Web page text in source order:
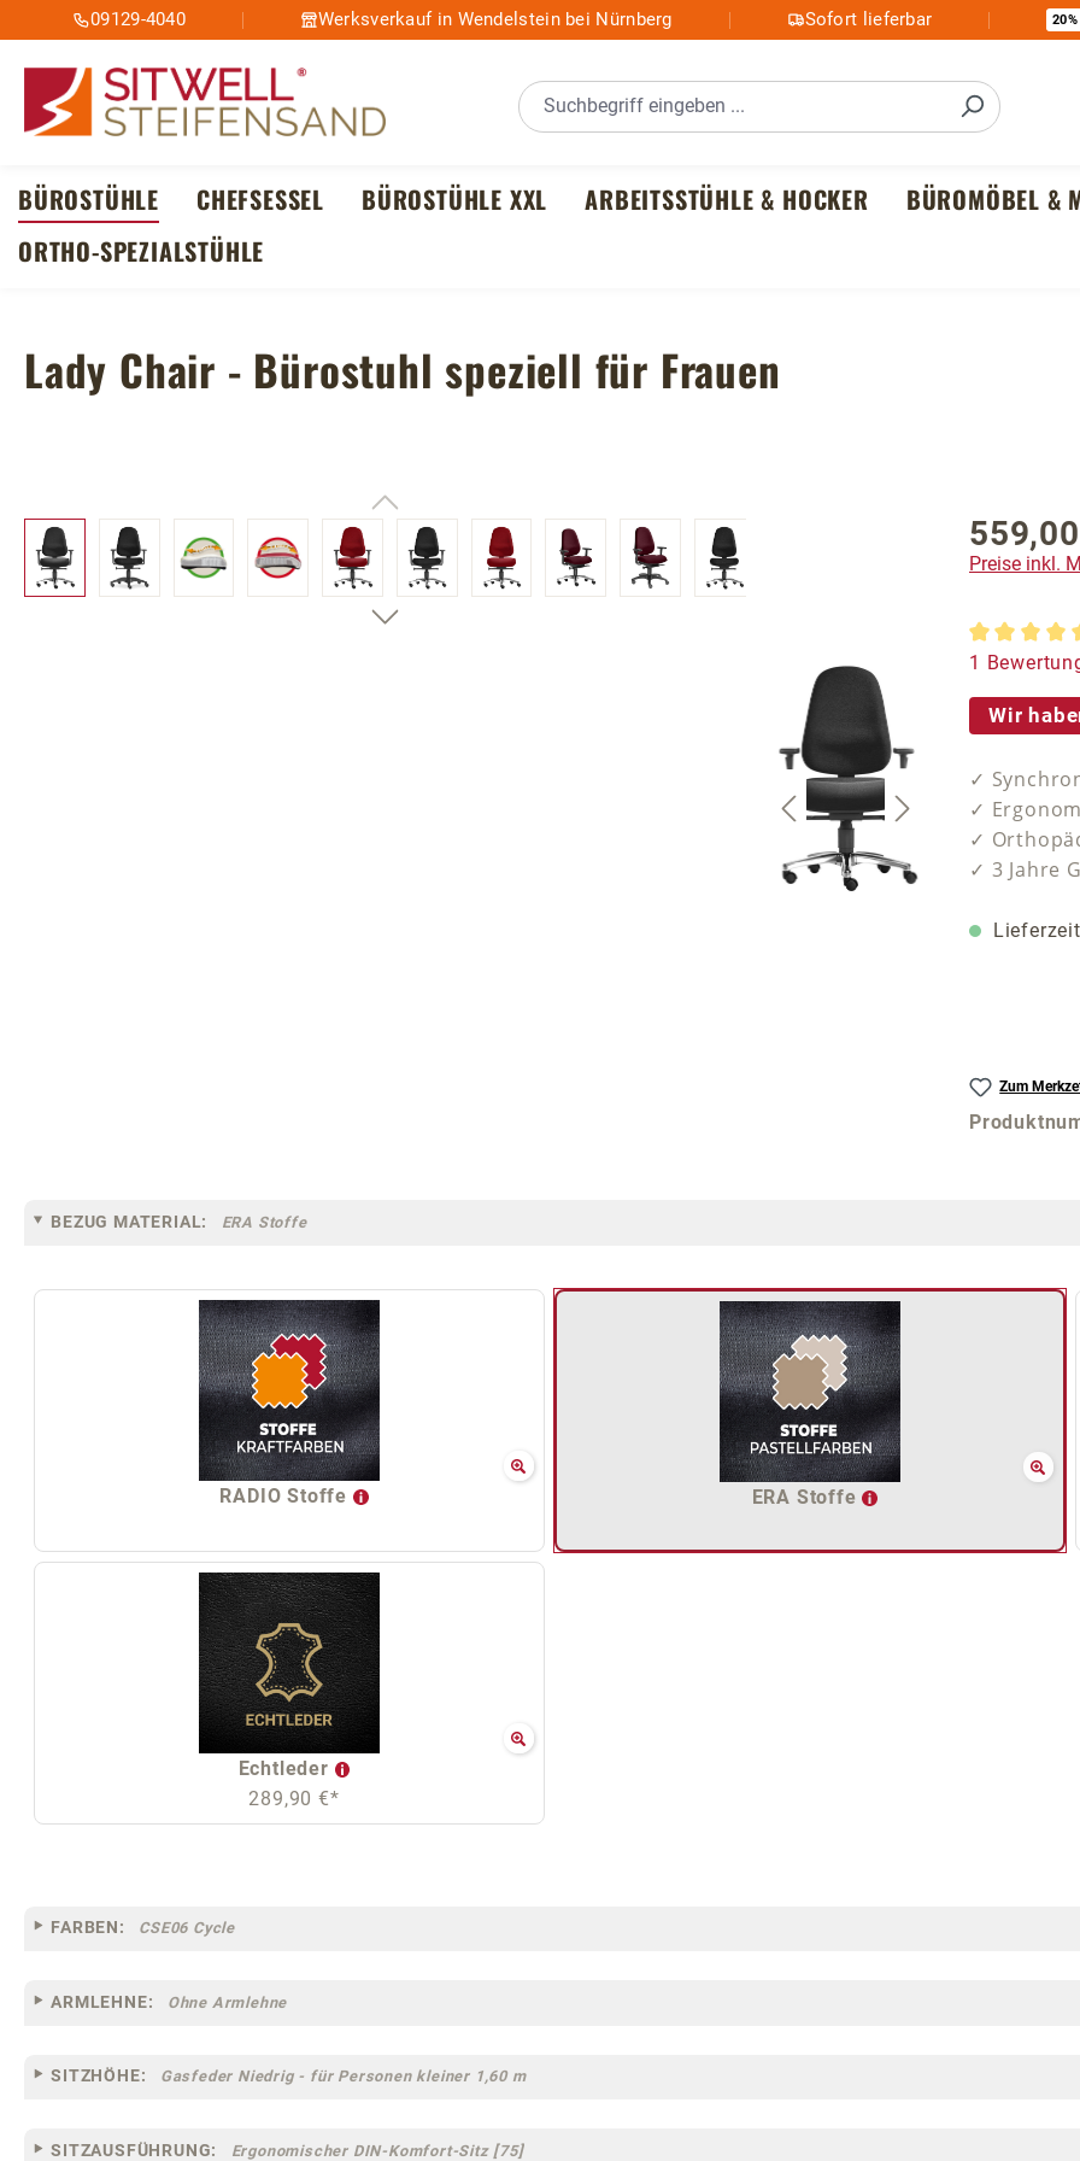
Hauptinhalt springen
Zur Suche springen
Zur Hauptnavigation springen
09129-4040 Werksverkauf in Wendelstein bei Nürnberg Sofort lieferbar 20%
BÜROSTÜHLE CHEFSESSEL BÜROSTÜHLE XXL ARBEITSSTÜHLE & HOCKER BÜROMÖBEL &
ORTHO-SPEZIALSTÜHLE
Lady Chair - Bürostuhl speziell für Frauen
Bildergalerie überspringen Regulärer
Preise inkl.
1
Wir
✓
✓
✓
✓ 3 Jahre
Zum
BEZUG MATERIAL: ERA Stoffe
RADIO Stoffe ERA Stoffe
Echtleder
289,90 €*
FARBEN: CSE06 Cycle
ARMLEHNE: Ohne Armlehne
SITZHÖHE: Gasfeder Niedrig - für Personen kleiner 1,60 m
SITZAUSFÜHRUNG: Ergonomischer DIN-Komfort-Sitz [75]